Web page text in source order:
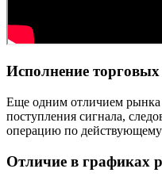
Исполнение
Еще одним отличием рынка
поступления сигнала,
операцию по
Отличие в графиках